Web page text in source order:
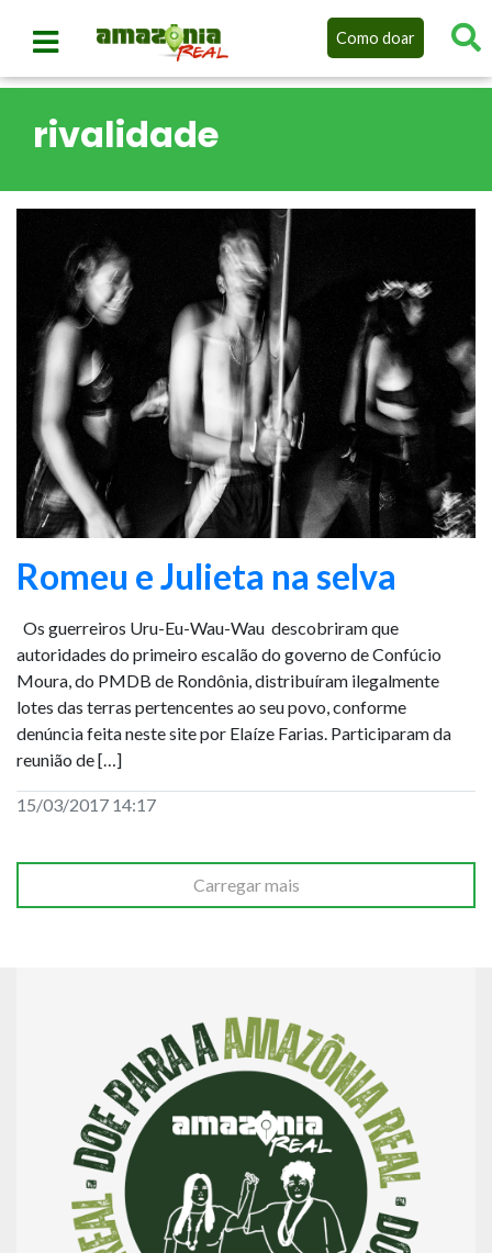
Como doar
rivalidade
Romeu e Julieta na selva
Os guerreiros Uru-Eu-Wau-Wau descobriram que
autoridades do primeiro escalão do governo de Confúcio
Moura, do PMDB de Rondônia, distribuíram ilegalmente
lotes das terras pertencentes ao seu povo, conforme
denúncia feita neste site por Elaíze Farias. Participaram da
reunião de […]
15/03/2017 14:17
Carregar mais